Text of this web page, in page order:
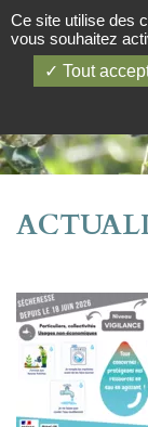
Ce site utilise des
vous souhaitez
Tout